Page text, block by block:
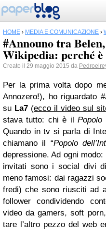
HOME › MEDIA E COMUNICAZIONE ›
#Announo tra
Wikipedia: perché
Creato il 29 maggio 2015 da
Per la prima volta dopo
Anno­zero!), ho riguar­dato
su La7 (ecco il video sul
stava tutto: chi è ilPopolo
Quando in tv si parla di
chia­mano il “Popolo
depres­sione. Ad ogni
invi­tati sono i social divi
meno famosi: dai ragazzi
fredi) che sono riu­sciti ad
fol­lo­wer con­di­vi­dendo
video da gamers, soft
tare l’altro pezzo del web